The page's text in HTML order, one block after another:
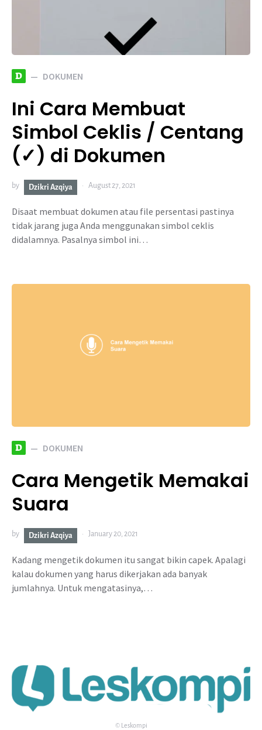
D DOKUMEN
Ini Cara Membuat
Simbol Ceklis / Centang
(✓) di Dokumen
by Dzikri Azqiya August 27, 2021
Disaat membuat dokumen atau file persentasi pastinya
tidak jarang juga Anda menggunakan simbol ceklis
didalamnya. Pasalnya simbol ini…
D DOKUMEN
Cara Mengetik Memakai
Suara
by Dzikri Azqiya January 20, 2021
Kadang mengetik dokumen itu sangat bikin capek. Apalagi
kalau dokumen yang harus dikerjakan ada banyak
jumlahnya. Untuk mengatasinya,…
© Leskompi